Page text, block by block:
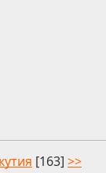
[163] >>